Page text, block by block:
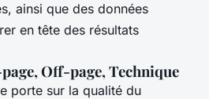
ainsi que des données
en tête des résultats
Off-page, Technique
porte sur la qualité du